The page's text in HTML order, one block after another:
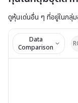
ดูหุ้นเด่นอื่น ๆ ที่อยู่ในกลุ่
Data
Comparison